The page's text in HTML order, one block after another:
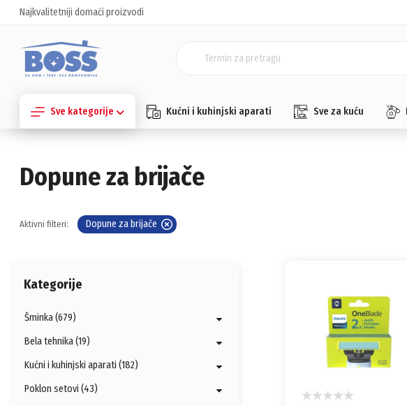
Najkvalitetniji domaći proizvodi
Sve kategorije Kućni i kuhinjski aparati Sve za kuću
Dopune za brijače
Aktivni filteri: Dopune za brijače
Kategorije
Šminka (679)
Bela tehnika (19)
Kućni i kuhinjski aparati (182)
Poklon setovi (43)